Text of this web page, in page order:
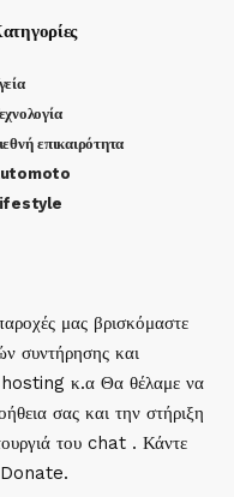
επικαιρότητα
μας βρισκόμαστε
συντήρησης και
hosting κ.α Θα θέλαμε να
σας και την στήριξη
του chat . Κάντε
Donate.